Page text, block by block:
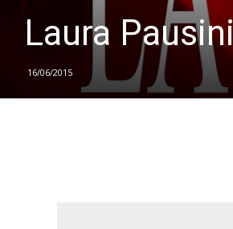
Laura Pausini
16/06/2015